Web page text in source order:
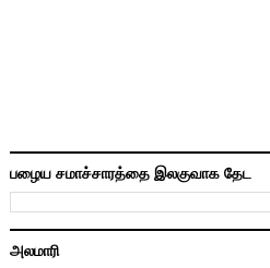
பழைய சமாச்சாரத்தை இலகுவாக தேட
அலமாரி